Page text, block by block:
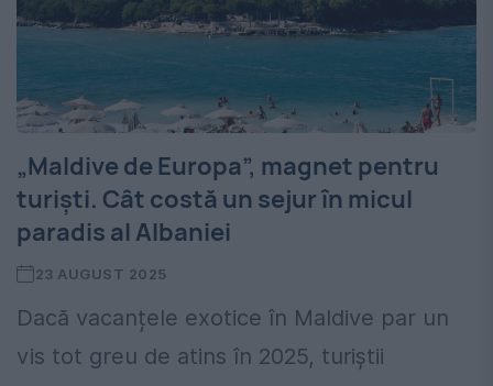
„Maldive de Europa”, magnet pentru
turiști. Cât costă un sejur în micul
paradis al Albaniei
23 AUGUST 2025
Dacă vacanțele exotice în Maldive par un
vis tot greu de atins în 2025, turiștii